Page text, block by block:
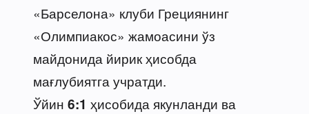
«Барселона» клуби Грециянинг
«Олимпиакос» жамоасини ўз
майдонида йирик ҳисобда
мағлубиятга учратди.
Ўйин 6:1 ҳисобида якунланди ва